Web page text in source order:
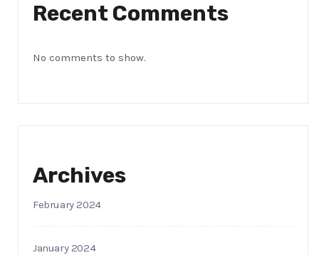
Recent Comments
No comments to show.
Archives
February 2024
January 2024